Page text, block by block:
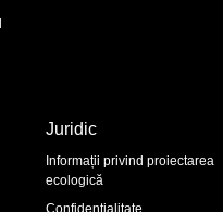
Juridic
Informații privind proiectarea
ecologică